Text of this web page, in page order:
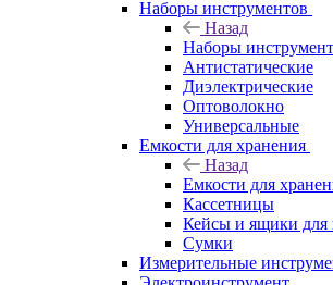
Наборы инструментов
Назад
Наборы
Антистатические
Диэлектрические
Оптоволокно
Универсальные
Емкости для хранения
Назад
Емкости для
Кассетницы
Кейсы и ящики для
Сумки
Измерительные